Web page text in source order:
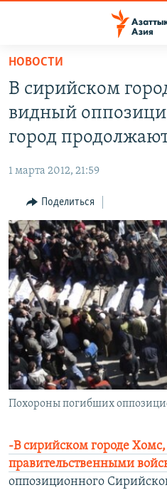
Вернуться
основному
содержанию
главной
навигации
Вернутся
поиску
КАЗАХСТАН
ТАДЖИКИСТАН
НОВОСТИ
ҚАЗАҚША
КЫРГЫЗЧА
ЎЗБЕКЧА
ТОҶИКӢ
TÜRKMENÇE
Все сайты РСЕ/РС
НОВОСТИ
В сирийском
видный
город
1 марта 2012, 21:59
Поделиться
Похороны погибших
-В сирийском городе
правительственными
оппозиционного